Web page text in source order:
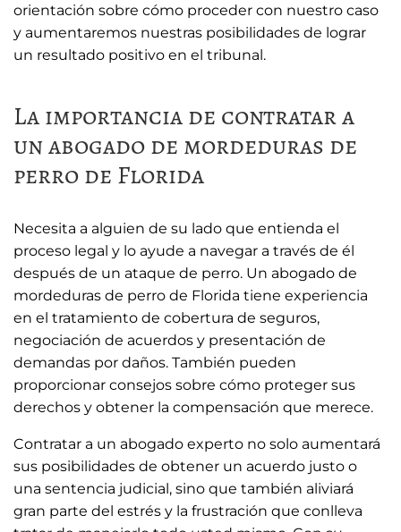
orientación sobre cómo proceder con nuestro caso
y aumentaremos nuestras posibilidades de lograr
un resultado positivo en el tribunal.
La importancia de contratar a
un abogado de mordeduras de
perro de Florida
Necesita a alguien de su lado que entienda el
proceso legal y lo ayude a navegar a través de él
después de un ataque de perro. Un abogado de
mordeduras de perro de Florida tiene experiencia
en el tratamiento de cobertura de seguros,
negociación de acuerdos y presentación de
demandas por daños. También pueden
proporcionar consejos sobre cómo proteger sus
derechos y obtener la compensación que merece.
Contratar a un abogado experto no solo aumentará
sus posibilidades de obtener un acuerdo justo o
una sentencia judicial, sino que también aliviará
gran parte del estrés y la frustración que conlleva